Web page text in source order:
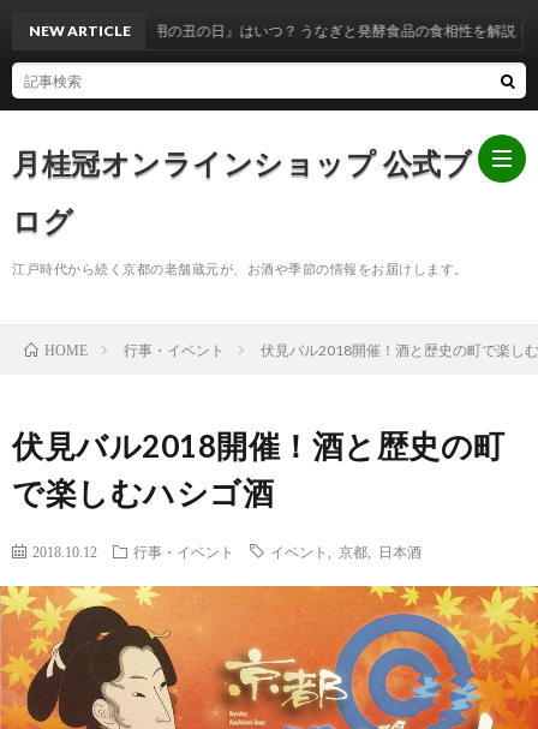
月桂冠オンラインショップ 公式ブ
ログ
江戸時代から続く京都の老舗蔵元が、お酒や季節の情報をお届けします。
ー
お
事・
イ
京
都
季
NEW ARTICLE
『土用の丑の日』はいつ？ うなぎと発酵食品の食相性を解説！
HOME 行事・イベント 伏見バル2018開催！酒と歴史の町で楽し
伏見バル2018開催！酒と歴史の町
で楽しむハシゴ酒
2018.10.12 行事・イベント イベント 京都 日本酒